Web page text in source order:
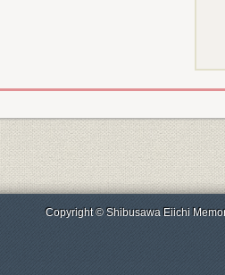
Copyright © Shibusawa Eiichi